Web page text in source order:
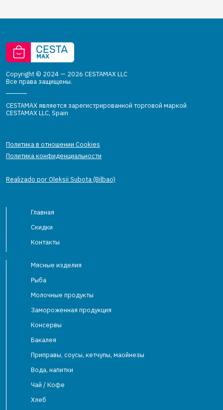
Copyright © 2024 — 2026 CESTAMAX LLC
Все права защищены.
CESTAMAX является зарегистрированной торговой маркой
CESTAMAX LLC, Spain
Политика в отношении Cookies
Политика конфиденциальности
Realizado por Oleksii Subota (Bilbao)
Главная
Скидки
Контакты
Мясные изделия
Рыба
Молочные продукты
Замороженная продукция
Консервы
Бакалея
Приправы, соусы, кетчупы, маойнезы
Вода, напитки
Чай / Кофе
Хлеб